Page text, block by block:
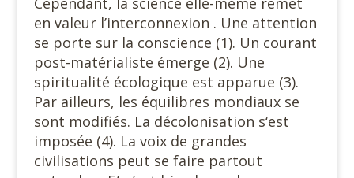
en valeur l’interconnexion . Une attention
se porte sur la conscience (1). Un courant
post-matérialiste émerge (2). Une
spiritualité écologique est apparue (3).
Par ailleurs, les équilibres mondiaux se
sont modifiés. La décolonisation s‘est
imposée (4). La voix de grandes
civilisations peut se faire partout